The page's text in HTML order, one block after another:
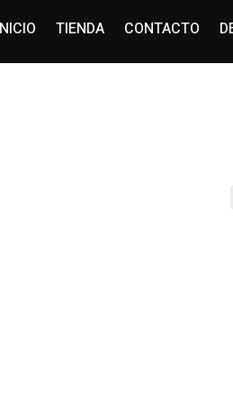
TIENDA CONTACTO